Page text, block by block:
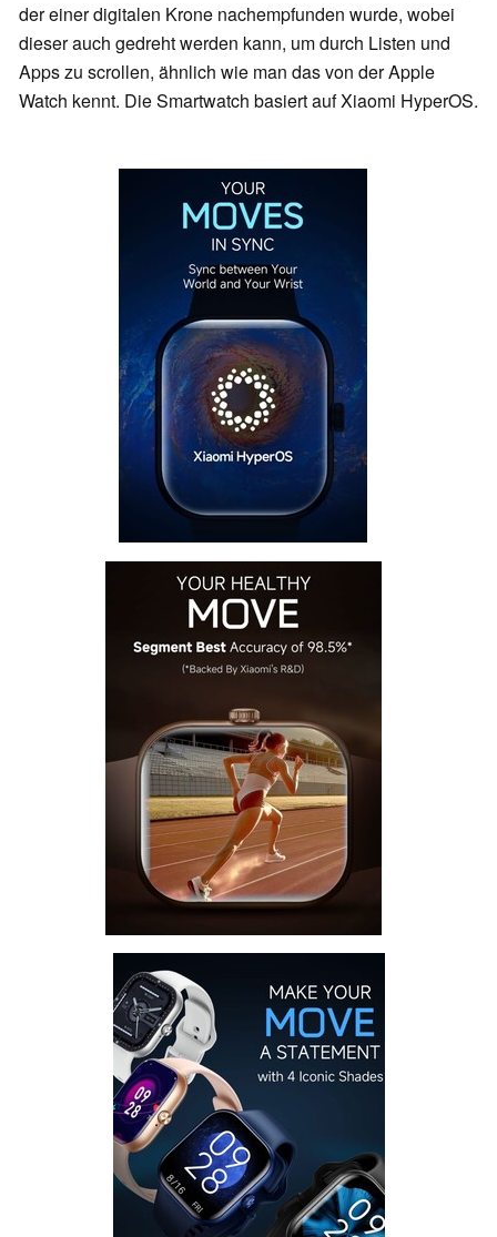
der einer digitalen Krone nachempfunden wurde, wobei
dieser auch gedreht werden kann, um durch Listen und
Apps zu scrollen, ähnlich wie man das von der Apple
Watch kennt. Die Smartwatch basiert auf Xiaomi HyperOS.